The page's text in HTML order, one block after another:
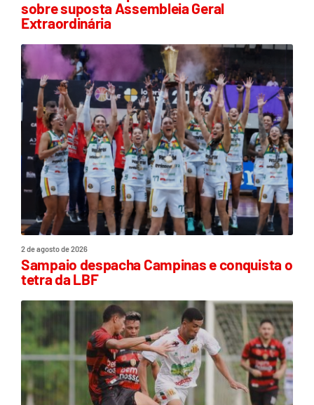
sobre suposta Assembleia Geral
Extraordinária
2 de agosto de 2026
Sampaio despacha Campinas e conquista o
tetra da LBF